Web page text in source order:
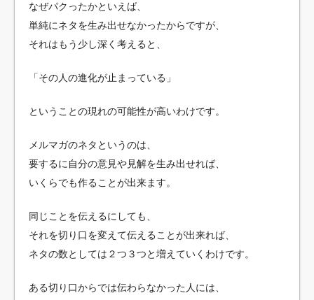
なぜパクったかといえば、
単純にネタを生み出せなかったからですが、
それはもう少し深く考えると、
「その人の進化が止まっている」
ということの現れの可能性が高いわけです。
メルマガのネタというのは、
要するに自分の意見や見解を生み出せれば、
いくらでも作ることが出来ます。
同じことを伝えるにしても、
それを切り口を変えて伝えることが出来れば、
ネタの数としては２つ３つと増えていくわけです。
ある切り口からでは伝わらなかった人には、